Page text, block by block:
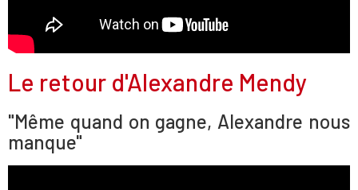
Le retour d'Alexandre Mendy
"Même quand on gagne, Alexandre nous
manque"